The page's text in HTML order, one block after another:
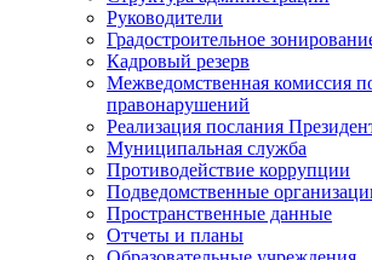
Руководители
Градостроительное
Кадровый резерв
Межведомственная комиссия
правонарушений
Реализация послания
Муниципальная служба
Противодействие коррупции
Подведомственные
Пространственные данные
Отчеты и планы